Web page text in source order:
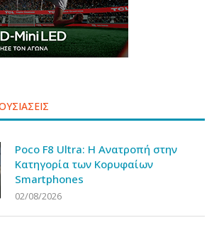
Poco F8 Ultra: Η Ανατροπή στην
Κατηγορία των Κορυφαίων
Smartphones
02/08/2026